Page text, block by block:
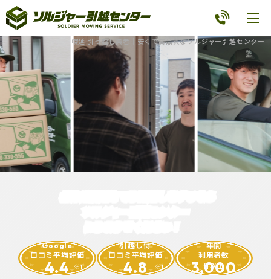
幌延 引っ越し業者｜安くて高品質なソルジャー引越センター
Google
口コミ平均評価
4.4 ※1
引越し侍
口コミ平均評価
4.8 ※1
年間
利用者数
3,000
件以上